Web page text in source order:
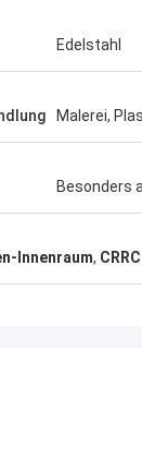
Edelstahl
Malerei,
Besonders
Innenraum,